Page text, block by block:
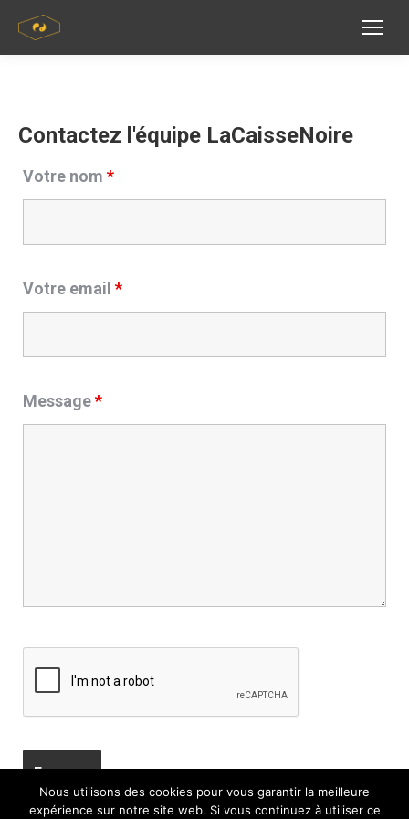
Contactez l'équipe LaCaisseNoire
Votre nom *
Votre email *
Message*
Nous utilisons des cookies pour vous garantir la meilleure
expérience sur notre site web. Si vous continuez à utiliser ce